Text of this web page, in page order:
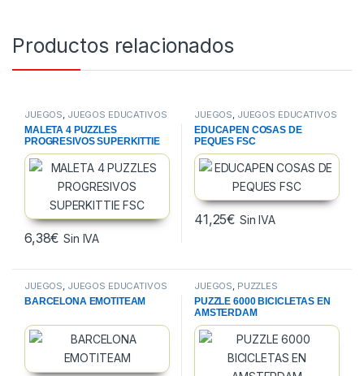
Productos relacionados
JUEGOS, JUEGOS EDUCATIVOS
MALETA 4 PUZZLES
PROGRESIVOS SUPERKITTIE
FSC
6,38€ Sin IVA
JUEGOS, JUEGOS EDUCATIVOS
EDUCAPEN COSAS DE
PEQUES FSC
41,25€ Sin IVA
JUEGOS, JUEGOS EDUCATIVOS
BARCELONA EMOTITEAM
JUEGOS, PUZZLES
PUZZLE 6000 BICICLETAS EN
AMSTERDAM